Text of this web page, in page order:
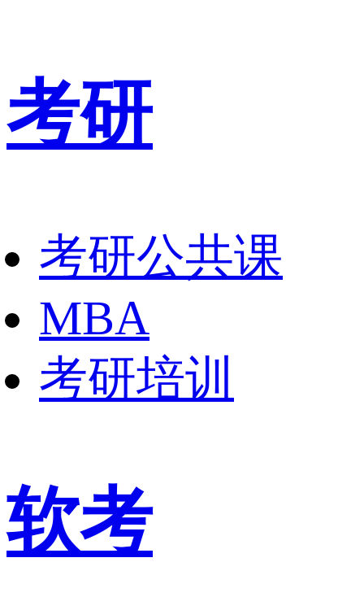
考研
考研公共课
MBA
考研培训
软考